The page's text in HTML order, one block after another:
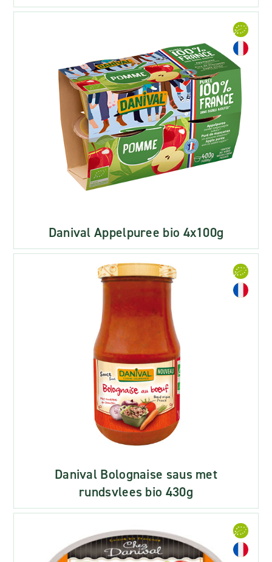
Danival Appelpuree bio 4x100g
Danival Bolognaise saus met
rundsvlees bio 430g